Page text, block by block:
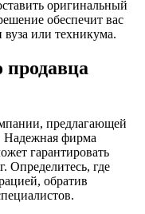
оригинальный
обеспечит вас
или техникума.
предлагающей
Надежная фирма
гарантировать
Определитесь, где
обратив